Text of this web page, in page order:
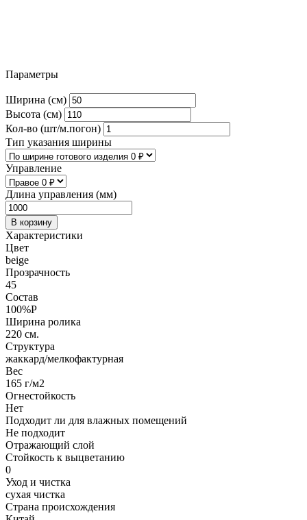
Параметры
Ширина (см)
Высота (см)
Кол-во (шт/м.погон)
Тип указания ширины
Управление
Длина управления (мм)
В корзину
Характеристики
Цвет
beige
Прозрачность
45
Состав
100%P
Ширина ролика
220 см.
Структура
жаккард/мелкофактурная
Вес
165 г/м2
Огнестойкость
Нет
Подходит ли для влажных помещений
Не подходит
Отражающий слой
Стойкость к выцветанию
0
Уход и чистка
сухая чистка
Страна происхождения